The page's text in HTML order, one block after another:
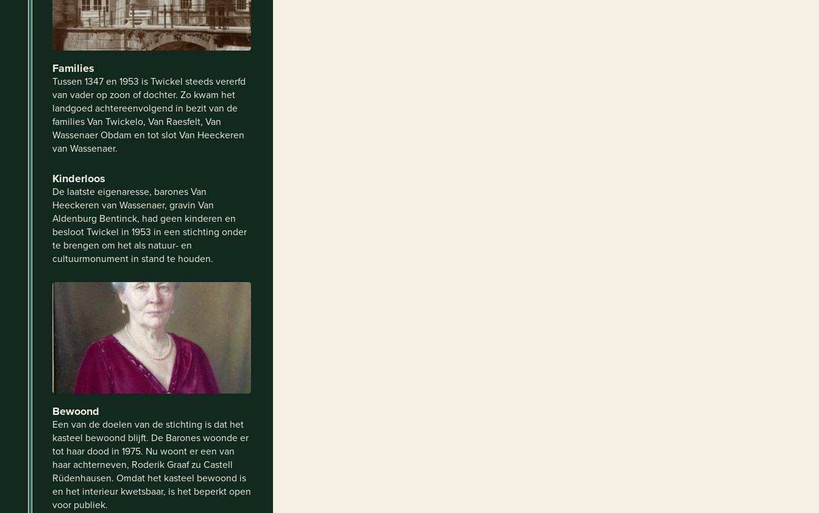
Families
Tussen 1347 en 1953 is Twickel steeds vererfd
van vader op zoon of dochter. Zo kwam het
landgoed achtereenvolgend in bezit van de
families Van Twickelo, Van Raesfelt, Van
Wassenaer Obdam en tot slot Van Heeckeren
van Wassenaer.
Kinderloos
De laatste eigenaresse, barones Van
Heeckeren van Wassenaer, gravin Van
Aldenburg Bentinck, had geen kinderen en
besloot Twickel in 1953 in een stichting onder
te brengen om het als natuur- en
cultuurmonument in stand te houden.
Bewoond
Een van de doelen van de stichting is dat het
kasteel bewoond blijft. De Barones woonde er
tot haar dood in 1975. Nu woont er een van
haar achterneven, Roderik Graaf zu Castell
Rüdenhausen. Omdat het kasteel bewoond is
en het interieur kwetsbaar, is het beperkt open
voor publiek.